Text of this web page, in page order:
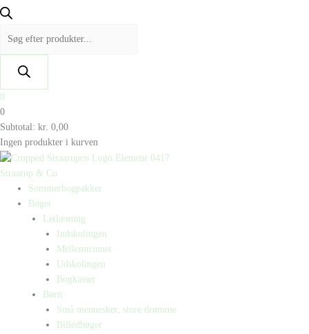
0
0
Subtotal: kr. 0,00
Ingen produkter i kurven
Straarup & Co
Sommerbogpakker
Bøger
Letlæsning
Indskolingen
Mellemtrinnet
Udskolingen
Bogkasser
Børn
Små mennesker, store drømme
Billedbøger